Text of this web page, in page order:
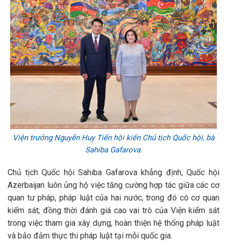
Viện trưởng Nguyễn Huy Tiến hội kiến Chủ tịch Quốc hội, bà
Sahiba Gafarova.
Chủ tịch Quốc hội Sahiba Gafarova khẳng định, Quốc hội
Azerbaijan luôn ủng hộ việc tăng cường hợp tác giữa các cơ
quan tư pháp, pháp luật của hai nước, trong đó có cơ quan
kiểm sát; đồng thời đánh giá cao vai trò của Viện kiểm sát
trong việc tham gia xây dựng, hoàn thiện hệ thống pháp luật
và bảo đảm thực thi pháp luật tại mỗi quốc gia.